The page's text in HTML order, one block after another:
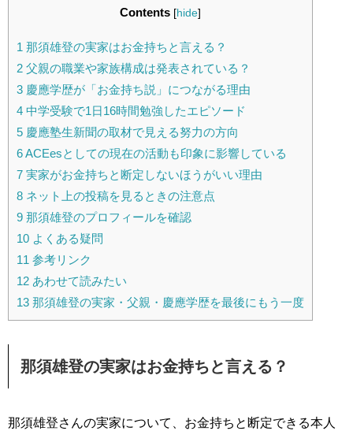
Contents [hide]
1 那須雄登の実家はお金持ちと言える？
2 父親の職業や家族構成は発表されている？
3 慶應学歴が「お金持ち説」につながる理由
4 中学受験で1日16時間勉強したエピソード
5 慶應塾生新聞の取材で見える努力の方向
6ACEesとしての現在の活動も印象に影響している
7 実家がお金持ちと断定しないほうがいい理由
8 ネット上の投稿を見るときの注意点
9 那須雄登のプロフィールを確認
10 よくある疑問
11 参考リンク
12 あわせて読みたい
13 那須雄登の実家・父親・慶應学歴を最後にもう一度
那須雄登の実家はお金持ちと言える？
那須雄登さんの実家について、お金持ちと断定できる本人